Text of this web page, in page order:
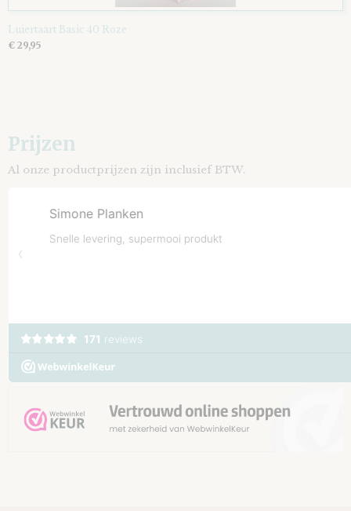
Luiertaart Basic 40 Roze
€ 29,95
Prijzen
Al onze productprijzen zijn inclusief BTW.